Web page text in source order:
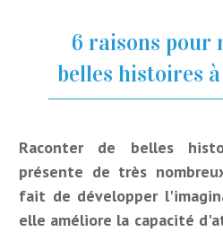
6 raisons pour
belles histoires
Raconter de belles
présente de très
fait de développer
elle améliore la capacité